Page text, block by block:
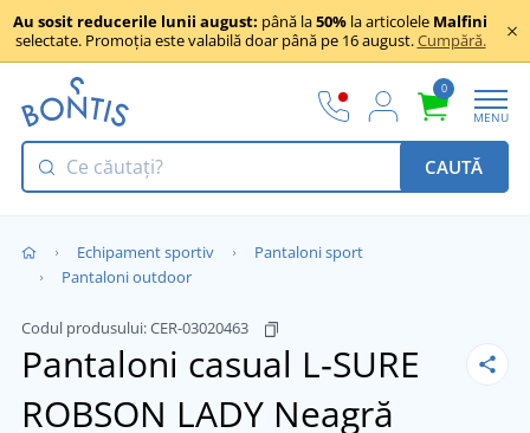
Au sosit reducerile lunii august: până la50% la articolele Malfini
selectate. Promoția este valabilă doar până pe 16 august.Cumpără.
0
MENU
CAUTĂ
Echipament sportiv
Pantaloni sport
Pantaloni outdoor
Codul produsului:CER-03020463
Pantaloni casual L‑SURE
ROBSON LADY Neagră